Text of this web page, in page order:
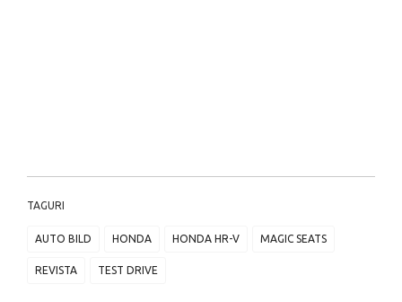
TAGURI
AUTO BILD HONDA HONDA HR-V MAGIC SEATS
REVISTA TEST DRIVE